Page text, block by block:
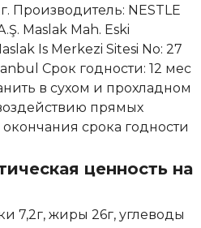
Производитель: NESTLE
Maslak Mah. Eski
Is Merkezi Sitesi No: 27
Срок годности: 12 мес
в сухом и прохладном
прямых
срока годности
ценность на
7,2г, жиры 26г, углеводы